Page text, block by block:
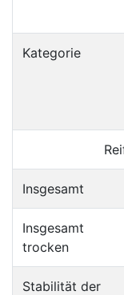
Kategorie
Insgesamt
Insgesamt
trocken
Stabilität der